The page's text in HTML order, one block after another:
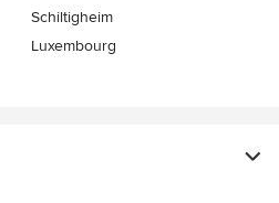
Schiltigheim
Luxembourg